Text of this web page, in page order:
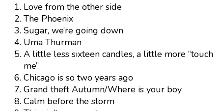
Love from the other side
The Phoenix
Sugar, we’re going down
Uma Thurman
A little less sixteen candles, a little more “touch
me”
Chicago is so two years ago
Grand theft Autumn/Where is your boy
Calm before the storm